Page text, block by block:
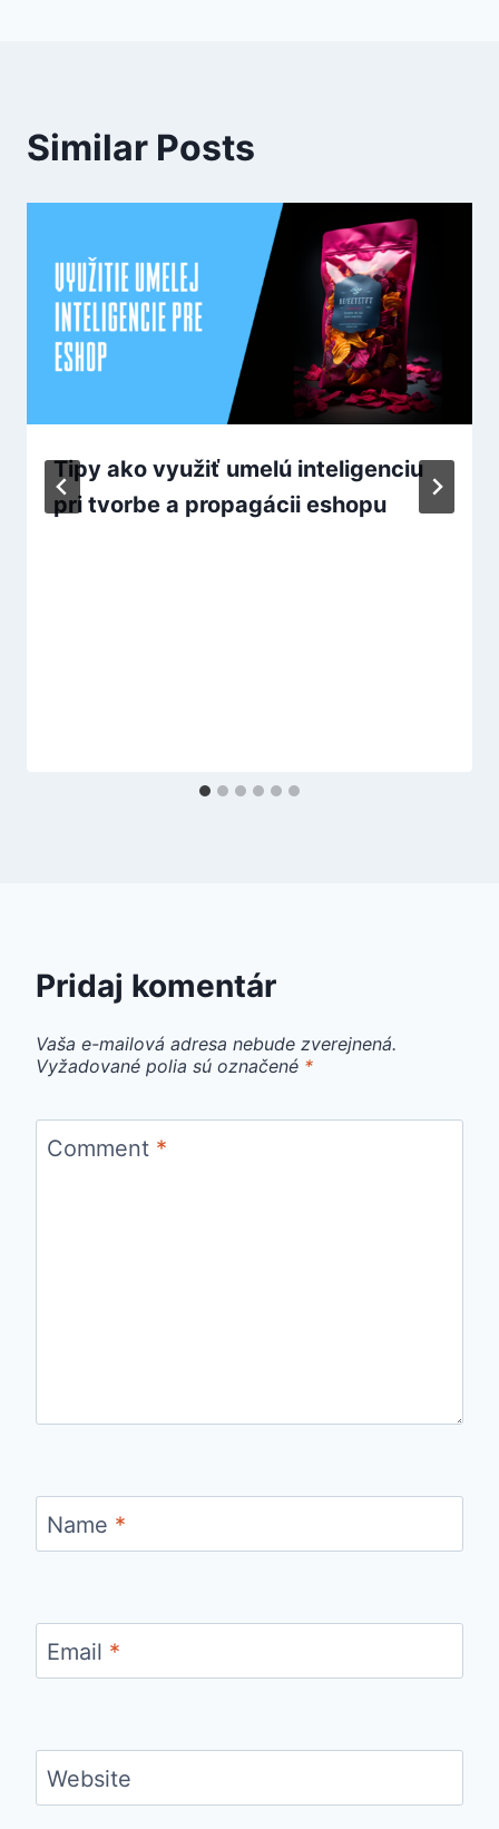
Similar Posts
Tipy ako využiť umelú inteligenciu
pri tvorbe a propagácii eshopu
Pridaj komentár
Vaša e-mailová adresa nebude zverejnená.
Vyžadované polia sú označené *
Comment *
Name *
Email *
Website